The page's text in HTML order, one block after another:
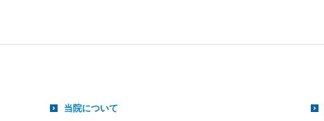
当院について